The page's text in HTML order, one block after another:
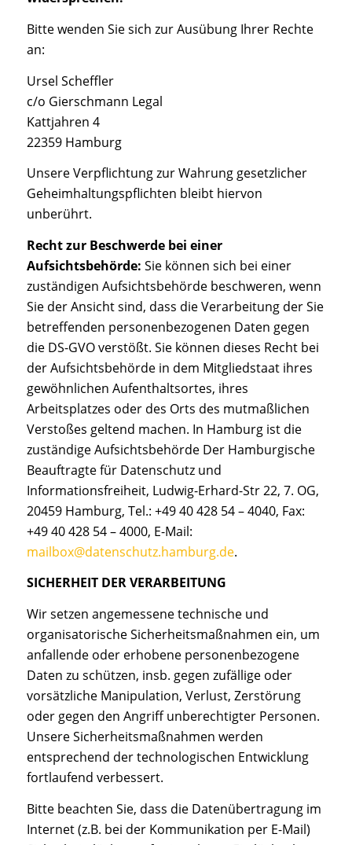
Bitte wenden Sie sich zur Ausübung Ihrer Rechte
an:
Ursel Scheffler
c/o Gierschmann Legal
Kattjahren 4
22359 Hamburg
Unsere Verpflichtung zur Wahrung gesetzlicher
Geheimhaltungspflichten bleibt hiervon
unberührt.
Recht zur Beschwerde bei einer
Aufsichtsbehörde: Sie können sich bei einer
zuständigen Aufsichtsbehörde beschweren, wenn
Sie der Ansicht sind, dass die Verarbeitung der Sie
betreffenden personenbezogenen Daten gegen
die DS-GVO verstößt. Sie können dieses Recht bei
der Aufsichtsbehörde in dem Mitgliedstaat ihres
gewöhnlichen Aufenthaltsortes, ihres
Arbeitsplatzes oder des Orts des mutmaßlichen
Verstoßes geltend machen. In Hamburg ist die
zuständige Aufsichtsbehörde Der Hamburgische
Beauftragte für Datenschutz und
Informationsfreiheit, Ludwig-Erhard-Str 22, 7. OG,
20459 Hamburg, Tel.: +49 40 428 54 – 4040, Fax:
+49 40 428 54 – 4000, E-Mail:
mailbox@datenschutz.hamburg.de.
SICHERHEIT DER VERARBEITUNG
Wir setzen angemessene technische und
organisatorische Sicherheitsmaßnahmen ein, um
anfallende oder erhobene personenbezogene
Daten zu schützen, insb. gegen zufällige oder
vorsätzliche Manipulation, Verlust, Zerstörung
oder gegen den Angriff unberechtigter Personen.
Unsere Sicherheitsmaßnahmen werden
entsprechend der technologischen Entwicklung
fortlaufend verbessert.
Bitte beachten Sie, dass die Datenübertragung im
Internet (z.B. bei der Kommunikation per E-Mail)